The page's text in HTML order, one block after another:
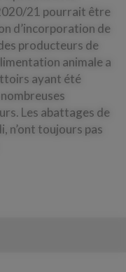
21 pourrait être
d’incorporation de
producteurs de
animale a
ayant été
Les abattages de
n’ont toujours pas